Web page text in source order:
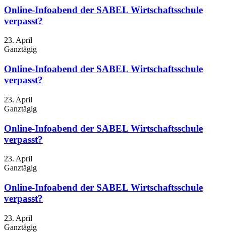
Online-Infoabend der SABEL Wirtschaftsschule
verpasst?
23. April
Ganztägig
Online-Infoabend der SABEL Wirtschaftsschule
verpasst?
23. April
Ganztägig
Online-Infoabend der SABEL Wirtschaftsschule
verpasst?
23. April
Ganztägig
Online-Infoabend der SABEL Wirtschaftsschule
verpasst?
23. April
Ganztägig